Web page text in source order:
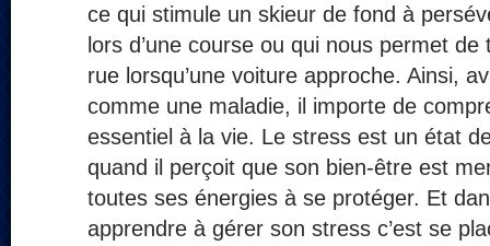
ce qui stimule un skieur de fond à
lors d’une course ou qui nous permet
rue lorsqu’une voiture approche. Ainsi,
comme une maladie, il importe de
essentiel à la vie. Le stress est un état
quand il perçoit que son bien-être est
toutes ses énergies à se protéger. Et
apprendre à gérer son stress c’est se